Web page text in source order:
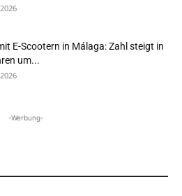
E-Scootern in Málaga: Zahl steigt in
um...
-Werbung-